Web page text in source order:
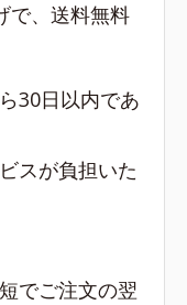
で、送料無料
30日以内であ
スが負担いた
でご注文の翌